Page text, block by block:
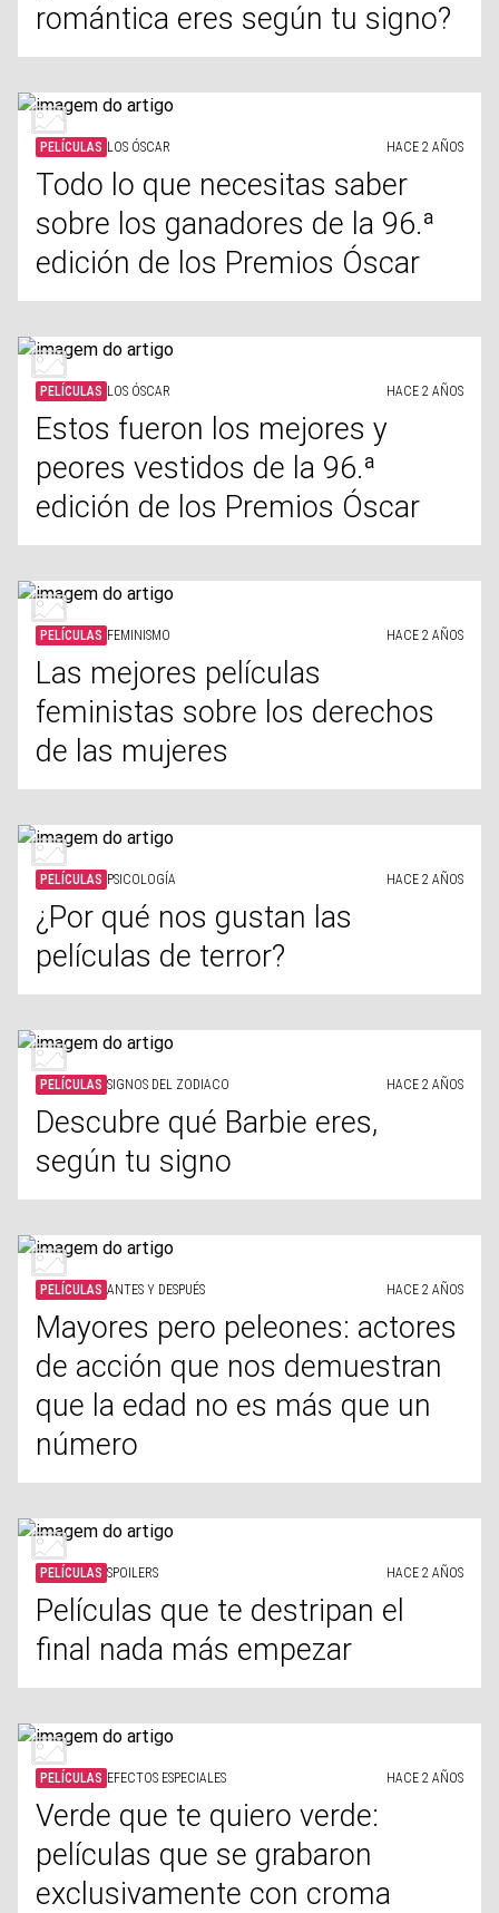
romántica eres según tu signo?
PELÍCULAS LOS ÓSCAR HACE 2 AÑOS
Todo lo que necesitas saber
sobre los ganadores de la 96.ª
edición de los Premios Óscar
PELÍCULAS LOS ÓSCAR HACE 2 AÑOS
Estos fueron los mejores y
peores vestidos de la 96.ª
edición de los Premios Óscar
PELÍCULAS FEMINISMO HACE 2 AÑOS
Las mejores películas
feministas sobre los derechos
de las mujeres
PELÍCULAS PSICOLOGÍA HACE 2 AÑOS
¿Por qué nos gustan las
películas de terror?
PELÍCULAS SIGNOS DEL ZODIACO HACE 2 AÑOS
Descubre qué Barbie eres,
según tu signo
PELÍCULAS ANTES Y DESPUÉS HACE 2 AÑOS
Mayores pero peleones: actores
de acción que nos demuestran
que la edad no es más que un
número
PELÍCULAS SPOILERS HACE 2 AÑOS
Películas que te destripan el
final nada más empezar
PELÍCULAS EFECTOS ESPECIALES HACE 2 AÑOS
Verde que te quiero verde:
películas que se grabaron
exclusivamente con croma